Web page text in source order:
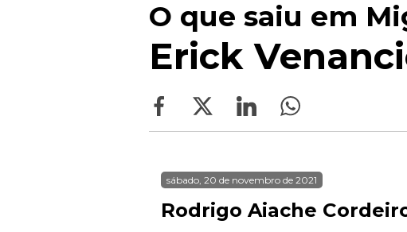
O que saiu em
Erick
sábado, 20 de novembro de 2021
Rodrigo Aiache